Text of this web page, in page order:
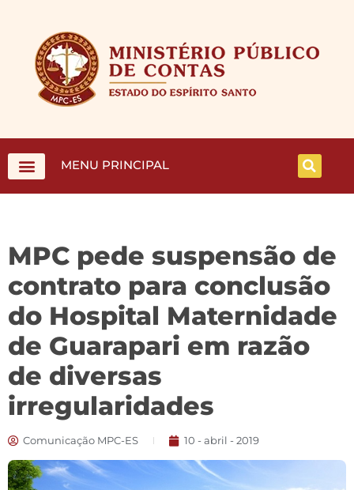
MENU PRINCIPAL
MPC pede suspensão de
contrato para conclusão
do Hospital Maternidade
de Guarapari em razão
de diversas
irregularidades
Comunicação MPC-ES 10 - abril - 2019